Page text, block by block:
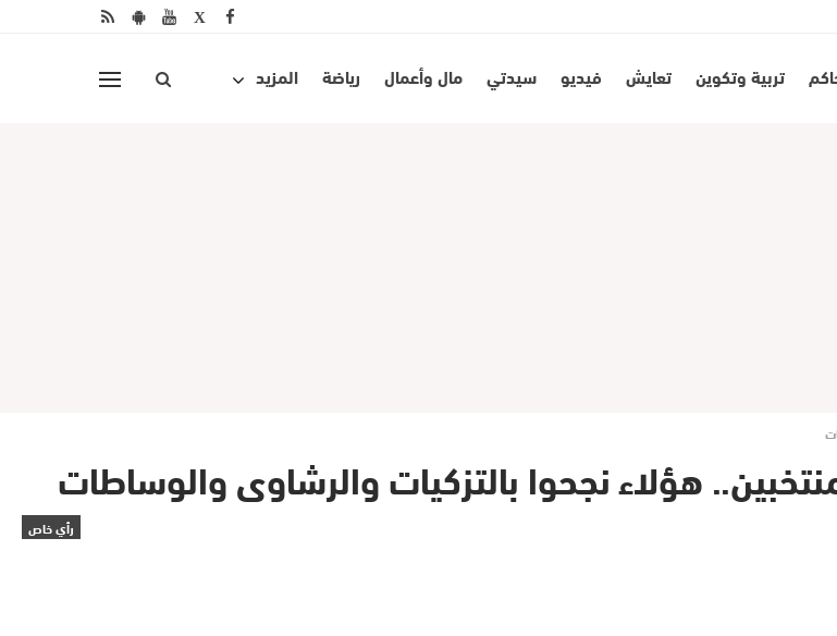
تربية وتكوين تعايش فيديو سيدتي مال وأعمال رياضة المزيد
هؤلاء نجحوا بالتزكيات والرشاوى والوساطات
رأي خاص